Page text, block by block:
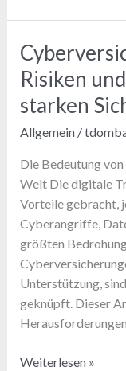
ISO
Wie
Unternehmen
jetzt
müssen
Risiken
starken
Allgemein/
Die Bedeutung
Welt Die digitale
Vorteile gebracht,
Cyberangriffe,
größten
Unterstützung,
geknüpft. Dieser
Weiterlesen »